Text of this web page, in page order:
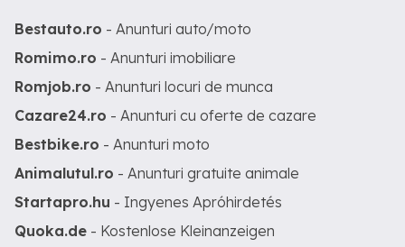
Bestauto.ro - Anunturi auto/moto
Romimo.ro - Anunturi imobiliare
Romjob.ro - Anunturi locuri de munca
Cazare24.ro - Anunturi cu oferte de cazare
Bestbike.ro - Anunturi moto
Animalutul.ro - Anunturi gratuite animale
Startapro.hu - Ingyenes Apróhirdetés
Quoka.de - Kostenlose Kleinanzeigen